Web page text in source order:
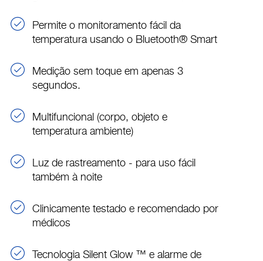
Permite o monitoramento fácil da
temperatura usando o Bluetooth® Smart
Medição sem toque em apenas 3
segundos.
Multifuncional (corpo, objeto e
temperatura ambiente)
Luz de rastreamento - para uso fácil
também à noite
Clinicamente testado e recomendado por
médicos
Tecnologia Silent Glow ™ e alarme de